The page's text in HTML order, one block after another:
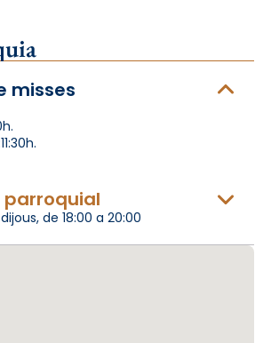
misses
parroquial
de 18:00 a 20:00